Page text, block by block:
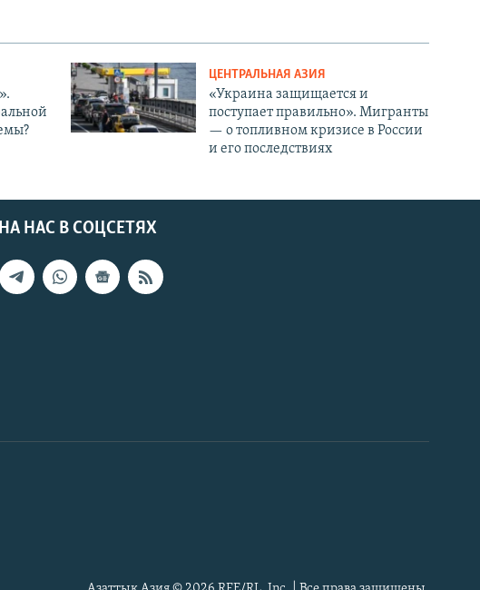
ЦЕНТРАЛЬНАЯ АЗИЯ
«Украина защищается и
поступает правильно». Мигранты
— о топливном кризисе в России
и его последствиях
НАС В СОЦСЕТЯХ